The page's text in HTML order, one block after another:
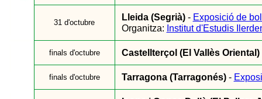
31 d'octubre
Lleida (Segrià)- Exposició de
Organitza: Institut d'Estudis
finals d'octubre Castellterçol (El Vallès Oriental)
finals d'octubre Tarragona (Tarragonés)-